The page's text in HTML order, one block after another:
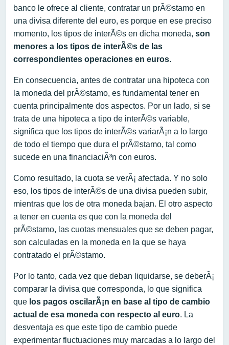
banco le ofrece al cliente, contratar un prÃ©stamo en
una divisa diferente del euro, es porque en ese preciso
momento, los tipos de interÃ©s en dicha moneda, son
menores a los tipos de interÃ©s de las
correspondientes operaciones en euros.
En consecuencia, antes de contratar una hipoteca con
la moneda del prÃ©stamo, es fundamental tener en
cuenta principalmente dos aspectos. Por un lado, si se
trata de una hipoteca a tipo de interÃ©s variable,
significa que los tipos de interÃ©s variarÃ¡n a lo largo
de todo el tiempo que dura el prÃ©stamo, tal como
sucede en una financiaciÃ³n con euros.
Como resultado, la cuota se verÃ¡ afectada. Y no solo
eso, los tipos de interÃ©s de una divisa pueden subir,
mientras que los de otra moneda bajan. El otro aspecto
a tener en cuenta es que con la moneda del
prÃ©stamo, las cuotas mensuales que se deben pagar,
son calculadas en la moneda en la que se haya
contratado el prÃ©stamo.
Por lo tanto, cada vez que deban liquidarse, se deberÃ¡
comparar la divisa que corresponda, lo que significa
que los pagos oscilarÃ¡n en base al tipo de cambio
actual de esa moneda con respecto al euro. La
desventaja es que este tipo de cambio puede
experimentar fluctuaciones muy marcadas a lo largo del